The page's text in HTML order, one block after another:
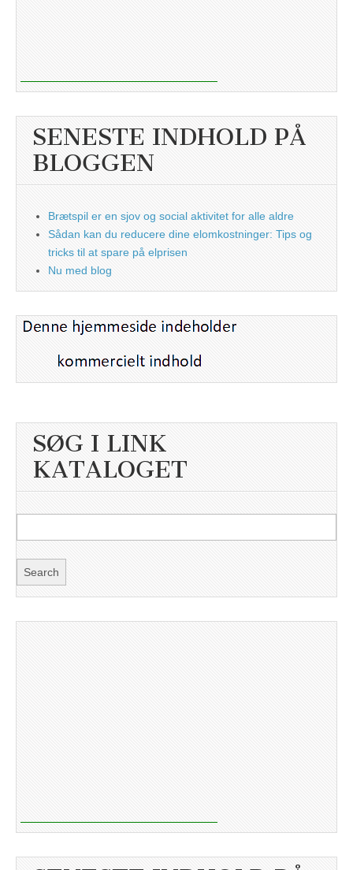
SENESTE INDHOLD PÅ
BLOGGEN
Brætspil er en sjov og social aktivitet for alle aldre
Sådan kan du reducere dine elomkostninger: Tips og
tricks til at spare på elprisen
Nu med blog
SØG I LINK
KATALOGET